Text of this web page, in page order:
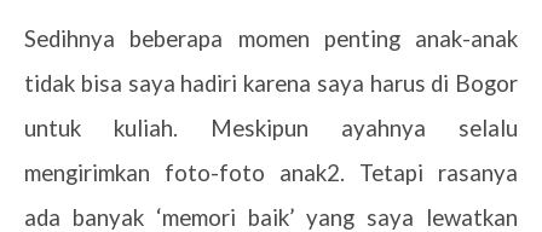
Sedihnya beberapa momen penting anak-anak
tidak bisa saya hadiri karena saya harus di Bogor
untuk kuliah. Meskipun ayahnya selalu
mengirimkan foto-foto anak2. Tetapi rasanya
ada banyak ‘memori baik’ yang saya lewatkan